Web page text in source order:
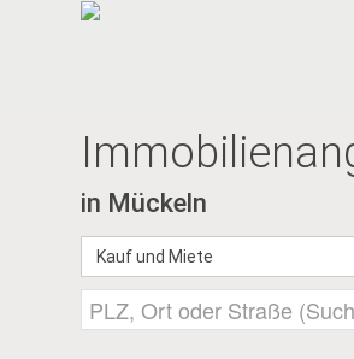
in Mückeln
Kauf und Miete